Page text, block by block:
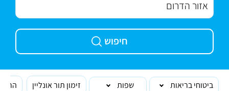
חיפוש
ביטוחי בריאות שפות זימון תור אונליין